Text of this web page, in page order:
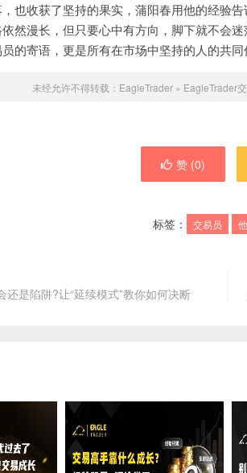
也收获了坚持的果实，蒲阳春用他的经验
然漫长，但只要心中有方向，脚下就不会
的寄语，更是所有在市场中坚持的人的共同
未经允许不得转载： EagleTrader » EagleTrader
赞 (0)
标签： 交易员
还是陷阱?让“延续模式”教你如何决断